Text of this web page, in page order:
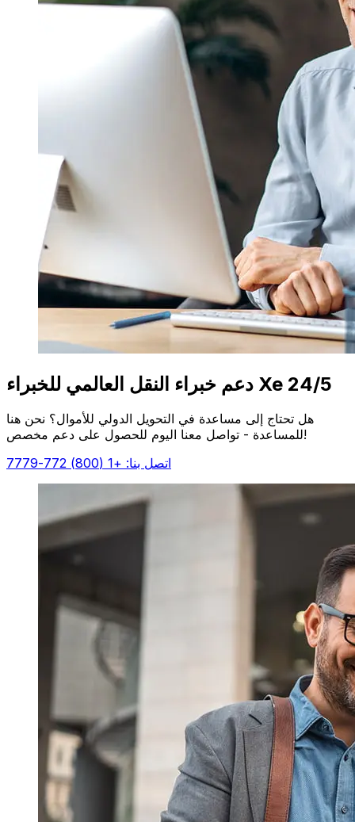
دعم خبراء النقل العالمي للخبراء Xe 24/5
هل تحتاج إلى مساعدة في التحويل الدولي للأموال؟ نحن هنا
للمساعدة - تواصل معنا اليوم للحصول على دعم مخصص!
اتصل بنا: +1 (800) 772-7779